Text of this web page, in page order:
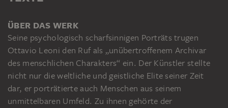
ÜBER DAS WERK
Seine psychologisch scharfsinnigen Porträts trugen
Ottavio Leoni den Ruf als „unübertroffenem Archivar
des menschlichen Charakters“ ein. Der Künstler stellte
nicht nur die weltliche und geistliche Elite seiner Zeit
dar, er porträtierte auch Menschen aus seinem
unmittelbaren Umfeld. Zu ihnen gehörte der